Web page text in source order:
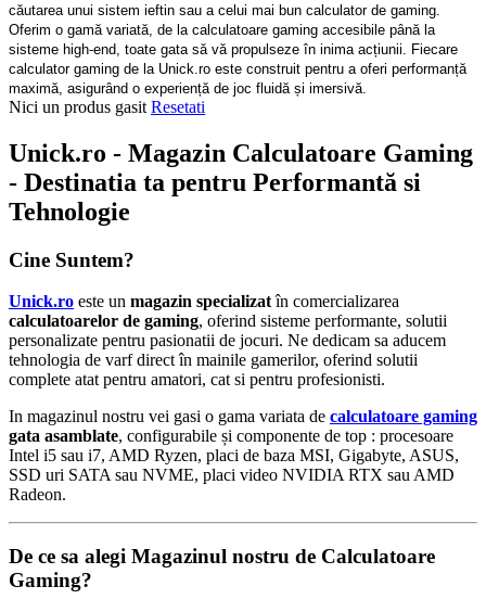
căutarea unui sistem ieftin sau a celui mai bun calculator de gaming.
Oferim o gamă variată, de la calculatoare gaming accesibile până la
sisteme high-end, toate gata să vă propulseze în inima acțiunii. Fiecare
calculator gaming de la Unick.ro este construit pentru a oferi performanță
maximă, asigurând o experiență de joc fluidă și imersivă.
Nici un produs gasit Resetati
Unick.ro - Magazin Calculatoare Gaming
- Destinatia ta pentru Performantă si
Tehnologie
Cine Suntem?
Unick.ro este un magazin specializatîn comercializarea
calculatoarelor de gaming, oferind sisteme performante, solutii
personalizate pentru pasionatii de jocuri. Ne dedicam sa aducem
tehnologia de varf direct în mainile gamerilor, oferind solutii
complete atat pentru amatori, cat si pentru profesionisti.
In magazinul nostru vei gasi o gama variata de calculatoare gaming
gata asamblate, configurabile și componente de top : procesoare
Intel i5 sau i7, AMD Ryzen, placi de baza MSI, Gigabyte, ASUS,
SSD uri SATA sau NVME, placi video NVIDIA RTX sau AMD
Radeon.
De ce sa alegi Magazinul nostru de Calculatoare
Gaming?